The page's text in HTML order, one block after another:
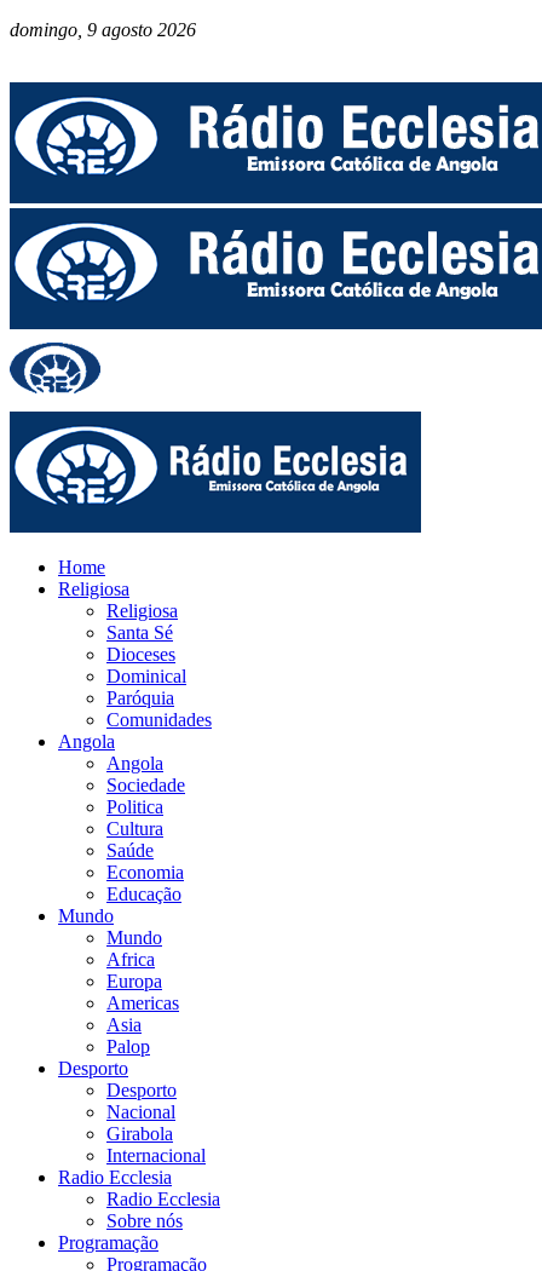
domingo, 9 agosto 2026
Home
Religiosa
Religiosa
Santa Sé
Dioceses
Dominical
Paróquia
Comunidades
Angola
Angola
Sociedade
Politica
Cultura
Saúde
Economia
Educação
Mundo
Mundo
Africa
Europa
Americas
Asia
Palop
Desporto
Desporto
Nacional
Girabola
Internacional
Radio Ecclesia
Radio Ecclesia
Sobre nós
Programação
Programação